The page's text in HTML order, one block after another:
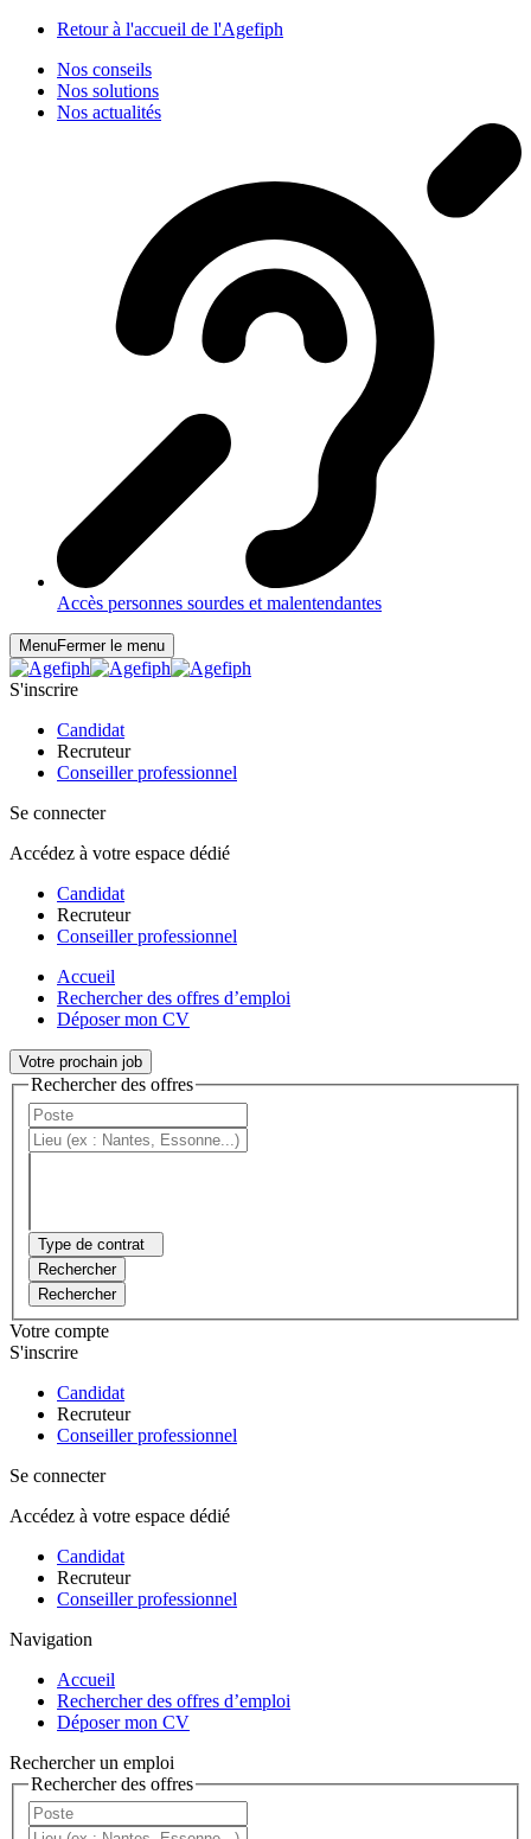
Retour à l'accueil de l'Agefiph
Nos conseils
Nos solutions
Nos actualités
Accès personnes sourdes et malentendantes
MenuFermer le menu
S'inscrire
Candidat
Recruteur
Conseiller professionnel
Se connecter
Accédez à votre espace dédié
Candidat
Recruteur
Conseiller professionnel
Accueil
Rechercher des offres d’emploi
Déposer mon CV
Votre prochain job
Rechercher des offres
Type de contrat
Rechercher
Rechercher
Votre compte
S'inscrire
Candidat
Recruteur
Conseiller professionnel
Se connecter
Accédez à votre espace dédié
Candidat
Recruteur
Conseiller professionnel
Navigation
Accueil
Rechercher des offres d’emploi
Déposer mon CV
Rechercher un emploi
Rechercher des offres